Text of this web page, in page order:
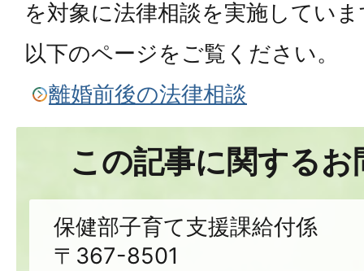
を対象に法律相談を実施してい
以下のページをご覧ください。
離婚前後の法律相談
この記事に関する
保健部子育て支援課給付係
〒367-8501